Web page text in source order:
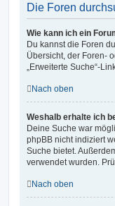
Die Foren
Wie kann ich ein
Du kannst die Foren
Übersicht, der Foren-
„Erweiterte Suche“-
Nach oben
Weshalb erhalte ich
Deine Suche war
phpBB nicht indiziert
Suche bietet.
verwendet wurden.
Nach oben